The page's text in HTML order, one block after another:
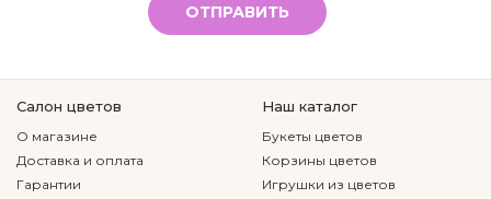
ОТПРАВИТЬ
Салон цветов
О магазине
Доставка и оплата
Гарантии
Наш каталог
Букеты цветов
Корзины цветов
Игрушки из цветов